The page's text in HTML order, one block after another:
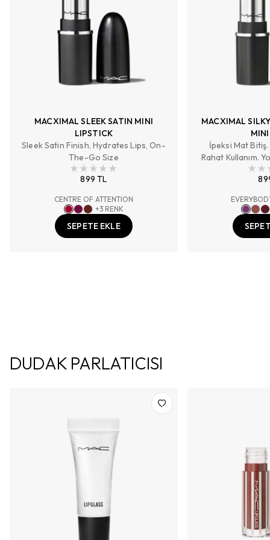
MACXIMAL SLEEK SATIN MINI
LIPSTICK
Sleek Satin Finish, Hydrates Lips, On-
The-Go Size
899 TL
CENTRE OF ATTENTION
+3 RENK
SEPETE EKLE
MACXIMAL
MINI
İpeksi Mat
Rahat Kullanım.
DUDAK PARLATICISI